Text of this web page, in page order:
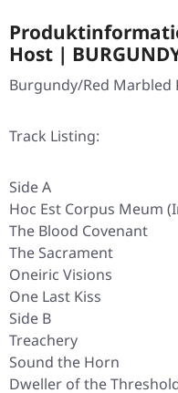
Host |
Burgundy/Red Marbled
Track Listing:
Side A
Hoc Est Corpus Meum
The Blood Covenant
The Sacrament
Oneiric Visions
One Last Kiss
Side B
Treachery
Sound the Horn
Dweller of the